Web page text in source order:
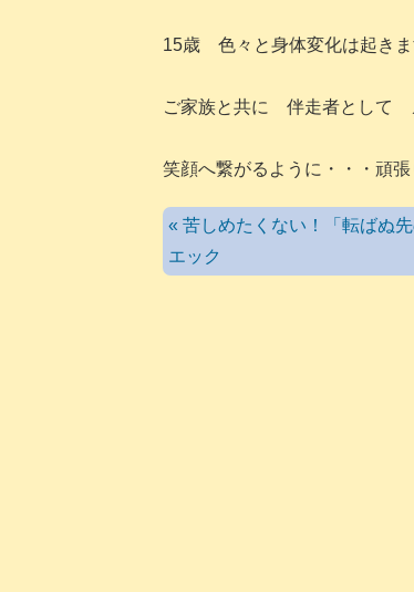
15歳 色々と身体変化は起き
ご家族と共に 伴走者として
笑顔へ繋がるように・・・頑
« 苦しめたくない！「転ばぬ
エック